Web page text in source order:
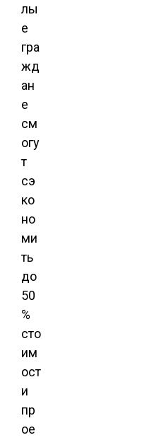
лы
е
гра
жд
ан
е
см
огу
т
сэ
ко
но
ми
ть
до
50
%
сто
им
ост
и
пр
ое